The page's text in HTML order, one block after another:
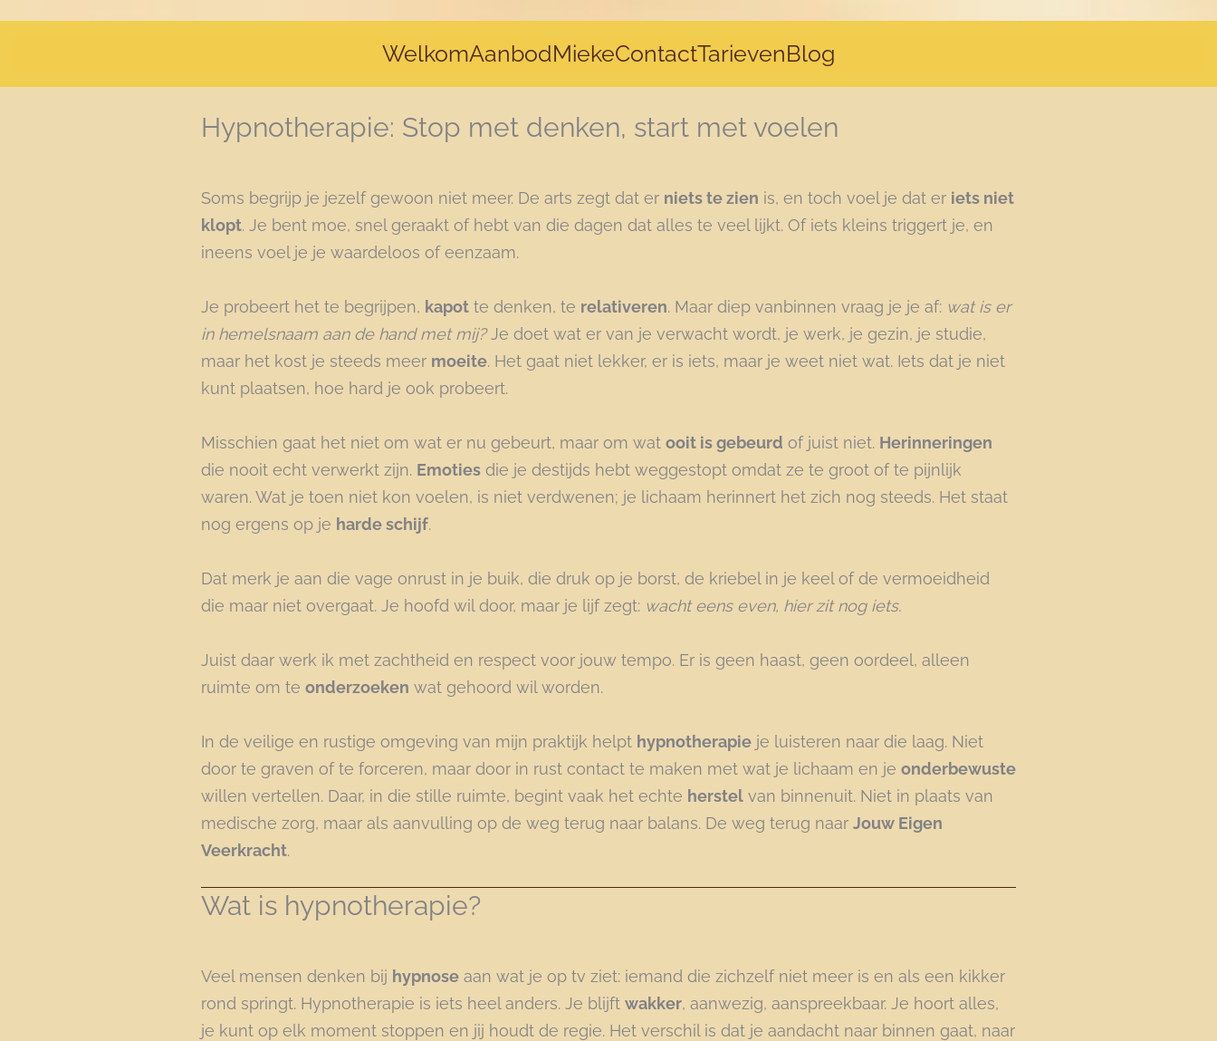
WelkomAanbodMiekeContactTarievenBlog
Hypnotherapie: Stop met denken, start met voelen
Soms begrijp je jezelf gewoon niet meer. De arts zegt dat er niets te zien is, en toch voel je dat er iets niet
klopt. Je bent moe, snel geraakt of hebt van die dagen dat alles te veel lijkt. Of iets kleins triggert je, en
ineens voel je je waardeloos of eenzaam.
Je probeert het te begrijpen, kapot te denken, te relativeren. Maar diep vanbinnen vraag je je af: wat is er
in hemelsnaam aan de hand met mij?Je doet wat er van je verwacht wordt, je werk, je gezin, je studie,
maar het kost je steeds meer moeite. Het gaat niet lekker, er is iets, maar je weet niet wat. Iets dat je niet
kunt plaatsen, hoe hard je ook probeert.
Misschien gaat het niet om wat er nu gebeurt, maar om wat ooit is gebeurd of juist niet. Herinneringen
die nooit echt verwerkt zijn. Emoties die je destijds hebt weggestopt omdat ze te groot of te pijnlijk
waren. Wat je toen niet kon voelen, is niet verdwenen; je lichaam herinnert het zich nog steeds. Het staat
nog ergens op je harde schijf.
Dat merk je aan die vage onrust in je buik, die druk op je borst, de kriebel in je keel of de vermoeidheid
die maar niet overgaat. Je hoofd wil door, maar je lijf zegt: wacht eens even, hier zit nog iets.
Juist daar werk ik met zachtheid en respect voor jouw tempo. Er is geen haast, geen oordeel, alleen
ruimte om te onderzoeken wat gehoord wil worden.
In de veilige en rustige omgeving van mijn praktijk helpt hypnotherapie je luisteren naar die laag. Niet
door te graven of te forceren, maar door in rust contact te maken met wat je lichaam en je onderbewuste
willen vertellen. Daar, in die stille ruimte, begint vaak het echte herstel van binnenuit. Niet in plaats van
medische zorg, maar als aanvulling op de weg terug naar balans. De weg terug naar Jouw Eigen
Veerkracht.
Wat is hypnotherapie?
Veel mensen denken bij hypnose aan wat je op tv ziet: iemand die zichzelf niet meer is en als een kikker
rond springt. Hypnotherapie is iets heel anders. Je blijft wakker, aanwezig, aanspreekbaar. Je hoort alles,
je kunt op elk moment stoppen en jij houdt de regie. Het verschil is dat je aandacht naar binnen gaat, naar